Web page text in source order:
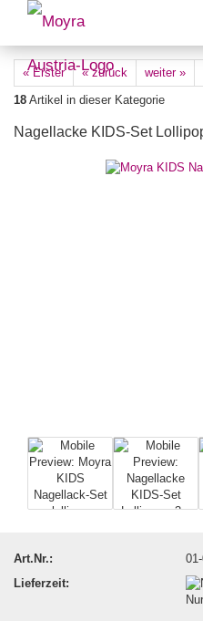
« Erster « zurück weiter »
18 Artikel in dieser Kategorie
Nagellacke KIDS-Set
Art.Nr.:
Lieferzeit: